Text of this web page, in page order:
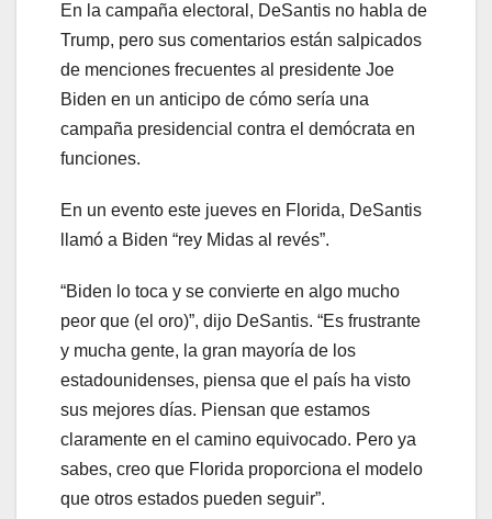
En la campaña electoral, DeSantis no habla de
Trump, pero sus comentarios están salpicados
de menciones frecuentes al presidente Joe
Biden en un anticipo de cómo sería una
campaña presidencial contra el demócrata en
funciones.
En un evento este jueves en Florida, DeSantis
llamó a Biden “rey Midas al revés”.
“Biden lo toca y se convierte en algo mucho
peor que (el oro)”, dijo DeSantis. “Es frustrante
y mucha gente, la gran mayoría de los
estadounidenses, piensa que el país ha visto
sus mejores días. Piensan que estamos
claramente en el camino equivocado. Pero ya
sabes, creo que Florida proporciona el modelo
que otros estados pueden seguir”.